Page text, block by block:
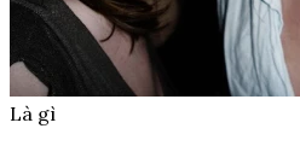
Là gì